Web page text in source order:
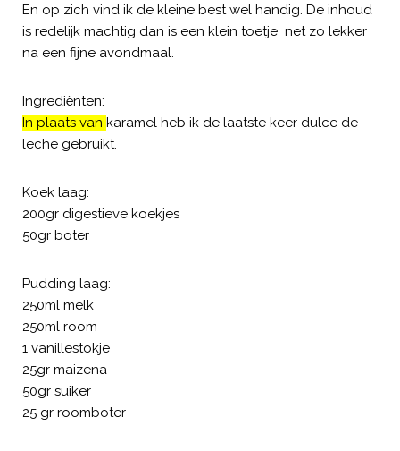
En op zich vind ik de kleine best wel handig. De inhoud
is redelijk machtig dan is een klein toetje net zo lekker
na een fijne avondmaal.
Ingrediënten:
In plaats van karamel heb ik de laatste keer dulce de
leche gebruikt.
Koek laag:
200gr digestieve koekjes
50gr boter
Pudding laag:
250ml melk
250ml room
1 vanillestokje
25gr maizena
50gr suiker
25 gr roomboter